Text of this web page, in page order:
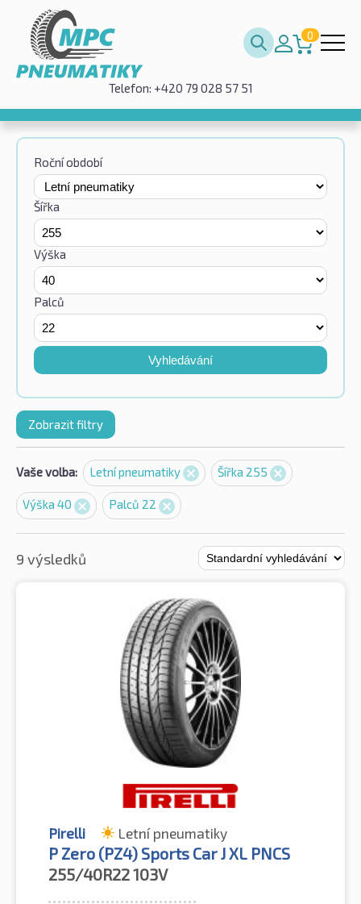
0
Telefon: +420 79 028 57 51
Roční období
Šířka
Výška
Palců
Vyhledávání
Zobrazit filtry
Vaše volba: Letní pneumatiky Šířka 255
Výška 40 Palců 22
9 výsledků
Pirelli Letní pneumatiky
P Zero (PZ4) Sports Car J XL PNCS
255/40R22103V